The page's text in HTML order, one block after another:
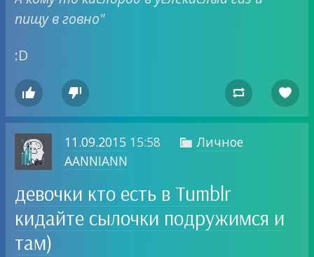
пищу в говно"
:D
   
11.09.2015 15:58  Личное
AANNIANN
девочки кто есть в Tumblr
кидайте сылочки подружимся и
там)